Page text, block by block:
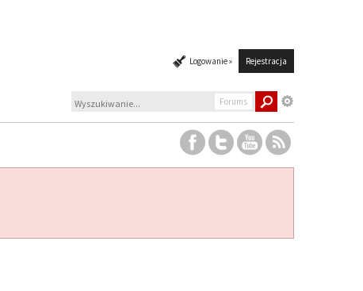
Logowanie » Rejestracja
Forums